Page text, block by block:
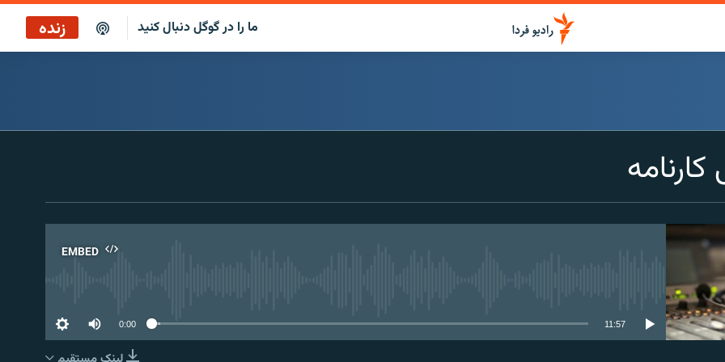
ما را در گوگل دنبال کنید زنده
EMBED
0:00 11:57